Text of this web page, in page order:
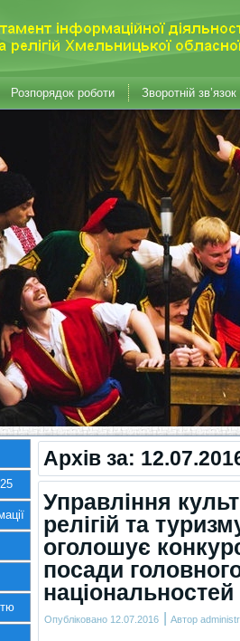
Розпорядок роботи Зворотній зв’язок
Архів за:
Управління
релігій та
оголошує
посади
національностей
Опубліковано 12.07.2016 | Автор